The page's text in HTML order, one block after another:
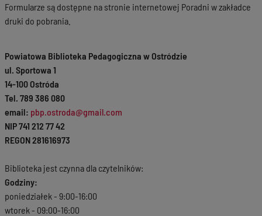
Formularze są dostępne na stronie internetowej Poradni w zakładce
druki do pobrania.
Powiatowa Biblioteka Pedagogiczna w Ostródzie
ul. Sportowa 1
14-100 Ostróda
Tel. 789 386 080
email: pbp.ostroda@gmail.com
NIP 741 212 77 42
REGON 281616973
Biblioteka jest czynna dla czytelników:
Godziny:
poniedziałek - 9:00-16:00
wtorek - 09:00-16:00